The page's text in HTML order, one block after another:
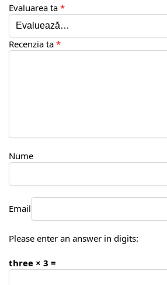
Evaluarea ta *
Recenzia ta *
Nume
Email
Please enter an answer in digits:
three × 3 =